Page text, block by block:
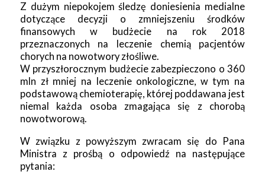
Z dużym niepokojem śledzę doniesienia medialne
dotyczące decyzji o zmniejszeniu środków
finansowych w budżecie na rok 2018
przeznaczonych na leczenie chemią pacjentów
chorych na nowotwory złośliwe.
W przyszłorocznym budżecie zabezpieczono o 360
mln zł mniej na leczenie onkologiczne, w tym na
podstawową chemioterapię, której poddawana jest
niemal każda osoba zmagająca się z chorobą
nowotworową.
W związku z powyższym zwracam się do Pana
Ministra z prośbą o odpowiedź na następujące
pytania: